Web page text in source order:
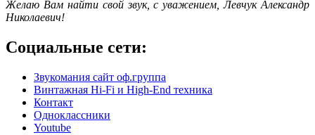
Желаю Вам найти свой звук, с уважением, Левчук Александр
Николаевич!
Социальные сети:
Звукомания сайт оф.группа
Винтажная Hi-Fi и High-End техника
Контакт
Одноклассники
Youtube